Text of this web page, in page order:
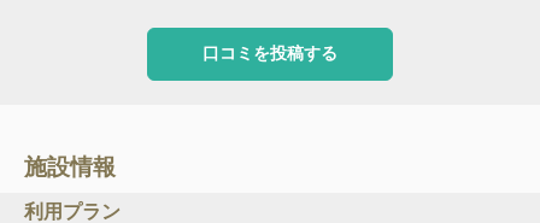
口コミを投稿する
施設情報
利用プラン